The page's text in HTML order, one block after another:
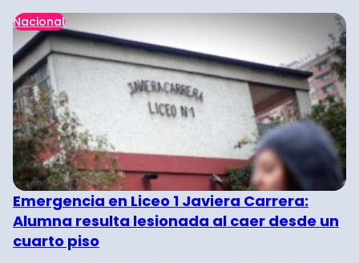
Nacional
Emergencia en Liceo 1 Javiera Carrera:
Alumna resulta lesionada al caer desde un
cuarto piso